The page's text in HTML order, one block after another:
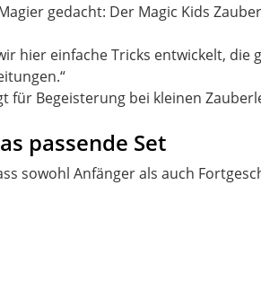
gedacht: Der Magic Kids
hier einfache Tricks entwickelt, die
für Begeisterung bei kleinen
passende Set
sowohl Anfänger als auch